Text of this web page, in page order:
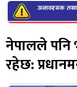
नेपालले पनि
रहेछ: